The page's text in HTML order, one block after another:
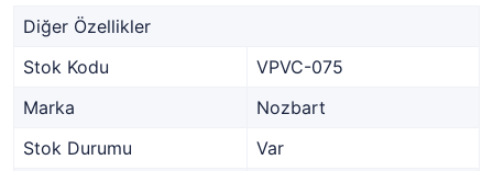
Diğer Özellikler
Stok Kodu
VPVC-075
Marka
Nozbart
Stok Durumu
Var